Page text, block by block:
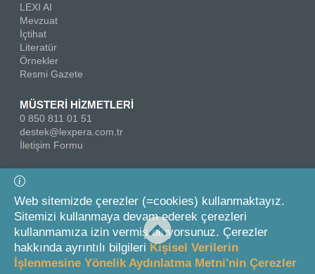
LEXI AI
Mevzuat
İçtihat
Literatür
Örnekler
Resmi Gazete
MÜSTERİ HİZMETLERİ
0 850 811 01 51
destek@lexpera.com.tr
İletişim Formu
Bizi Takip Edin
Web sitemizde çerezler (=cookies) kullanmaktayız.
Sitemizi kullanmaya devam ederek çerezleri
kullanmamıza izin vermiş oluyorsunuz. Çerezler
hakkında ayrıntılı bilgileri Kişisel Verilerin
İşlenmesine Yönelik Aydınlatma Metni'nin Çerezler